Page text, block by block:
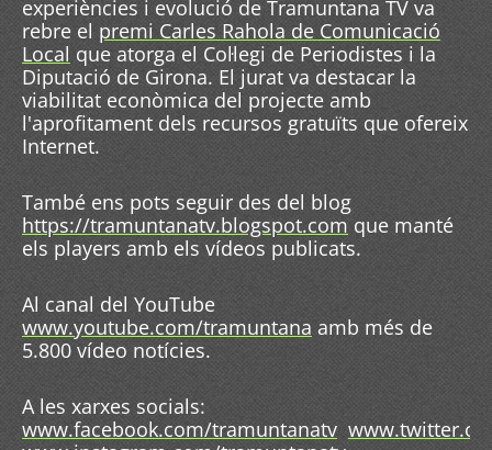
experiències i evolució de Tramuntana TV va
rebre el premi Carles Rahola de Comunicació
Local que atorga el Col·legi de Periodistes i la
Diputació de Girona. El jurat va destacar la
viabilitat econòmica del projecte amb
l'aprofitament dels recursos gratuïts que ofereix
Internet.
També ens pots seguir des del blog
https://tramuntanatv.blogspot.com que manté
els players amb els vídeos publicats.
Al canal del YouTube
www.youtube.com/tramuntana amb més de
5.800 vídeo notícies.
A les xarxes socials:
www.facebook.com/tramuntanatv